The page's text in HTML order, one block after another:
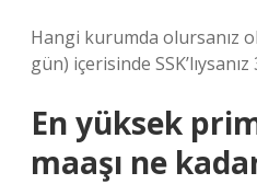
Hangi kurumda olursanız
gün) içerisinde SSK’lıysanız
En yüksek
maaşı ne